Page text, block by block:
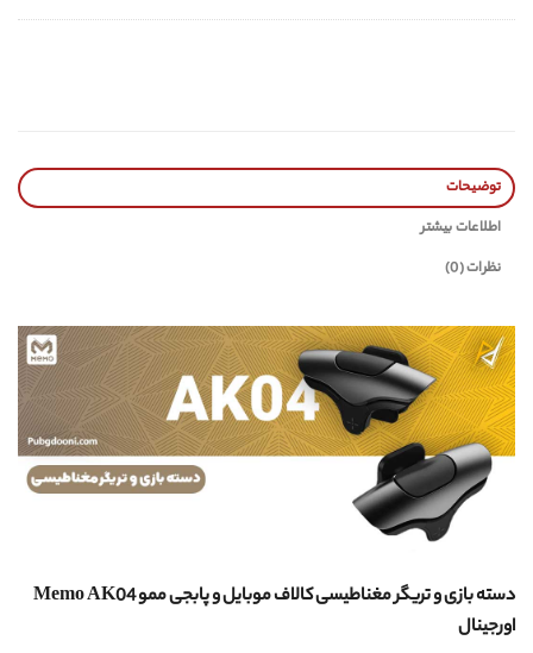
توضیحات
اطلاعات بیشتر
نظرات (0)
دسته بازی و تریگر مغناطیسی کالاف موبایل و پابجی ممو Memo AK04
اورجینال